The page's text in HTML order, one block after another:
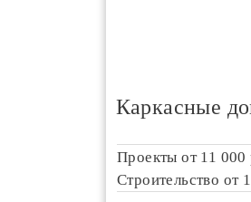
Каркасные
Проекты от 11 000
Строительство от